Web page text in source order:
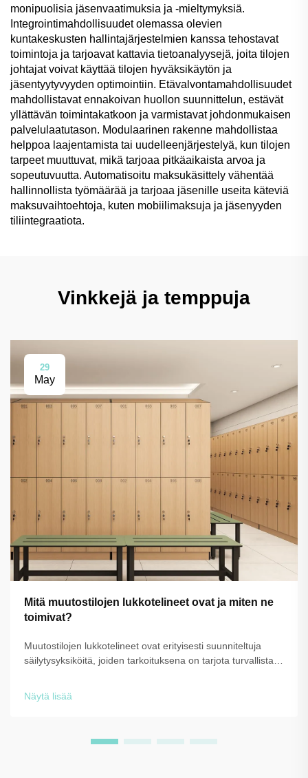
monipuolisia jäsenvaatimuksia ja -mieltymyksiä.
Integrointimahdollisuudet olemassa olevien
kuntakeskusten hallintajärjestelmien kanssa tehostavat
toimintoja ja tarjoavat kattavia tietoanalyysejä, joita tilojen
johtajat voivat käyttää tilojen hyväksikäytön ja
jäsentyytyvyyden optimointiin. Etävalvontamahdollisuudet
mahdollistavat ennakoivan huollon suunnittelun, estävät
yllättävän toimintakatkoon ja varmistavat johdonmukaisen
palvelulaatutason. Modulaarinen rakenne mahdollistaa
helppoa laajentamista tai uudelleenjärjestelyä, kun tilojen
tarpeet muuttuvat, mikä tarjoaa pitkäaikaista arvoa ja
sopeutuvuutta. Automatisoitu maksukäsittely vähentää
hallinnollista työmäärää ja tarjoaa jäsenille useita käteviä
maksuvaihtoehtoja, kuten mobiilimaksuja ja jäsenyyden
tiliintegraatiota.
Vinkkejä ja temppuja
29
May
Mitä muutostilojen lukkotelineet ovat ja miten ne
toimivat?
Muutostilojen lukkotelineet ovat erityisesti suunniteltuja
säilytysyksiköitä, joiden tarkoituksena on tarjota turvallista,
vaatteitaan tai säilyttämään tavaroitaan tilapäisesti. Nämä
Näytä lisää